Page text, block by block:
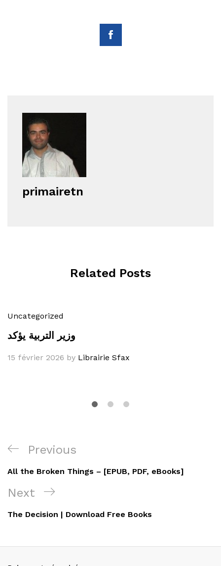
primairetn
Related Posts
Uncategorized
وزير التربية يؤكد
15 février 2026 by Librairie Sfax
Navigation
de
l’article
Previous
Post
Previous
All the Broken Things – [EPUB, PDF, eBooks]
Next
Post
Next
The Decision | Download Free Books